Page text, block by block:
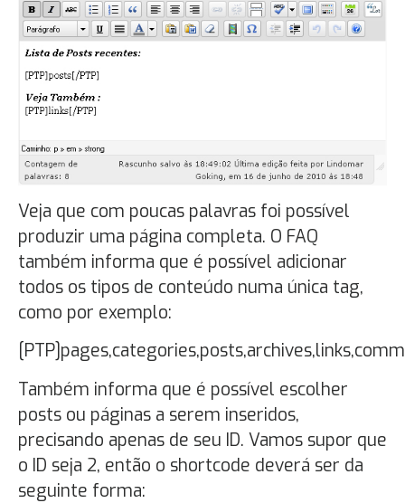
Veja que com poucas palavras foi possível
produzir uma página completa. O FAQ
também informa que é possível adicionar
todos os tipos de conteúdo numa única tag,
como por exemplo:
Também informa que é possível escolher
posts ou páginas a serem inseridos,
precisando apenas de seu ID. Vamos supor que
o ID seja 2, então o shortcode deverá ser da
seguinte forma: